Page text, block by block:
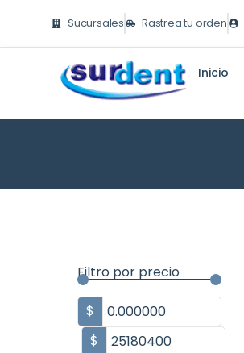
contenido
Sucursales Rastrea tu orden
Inicio
Filtro por precio
$
$